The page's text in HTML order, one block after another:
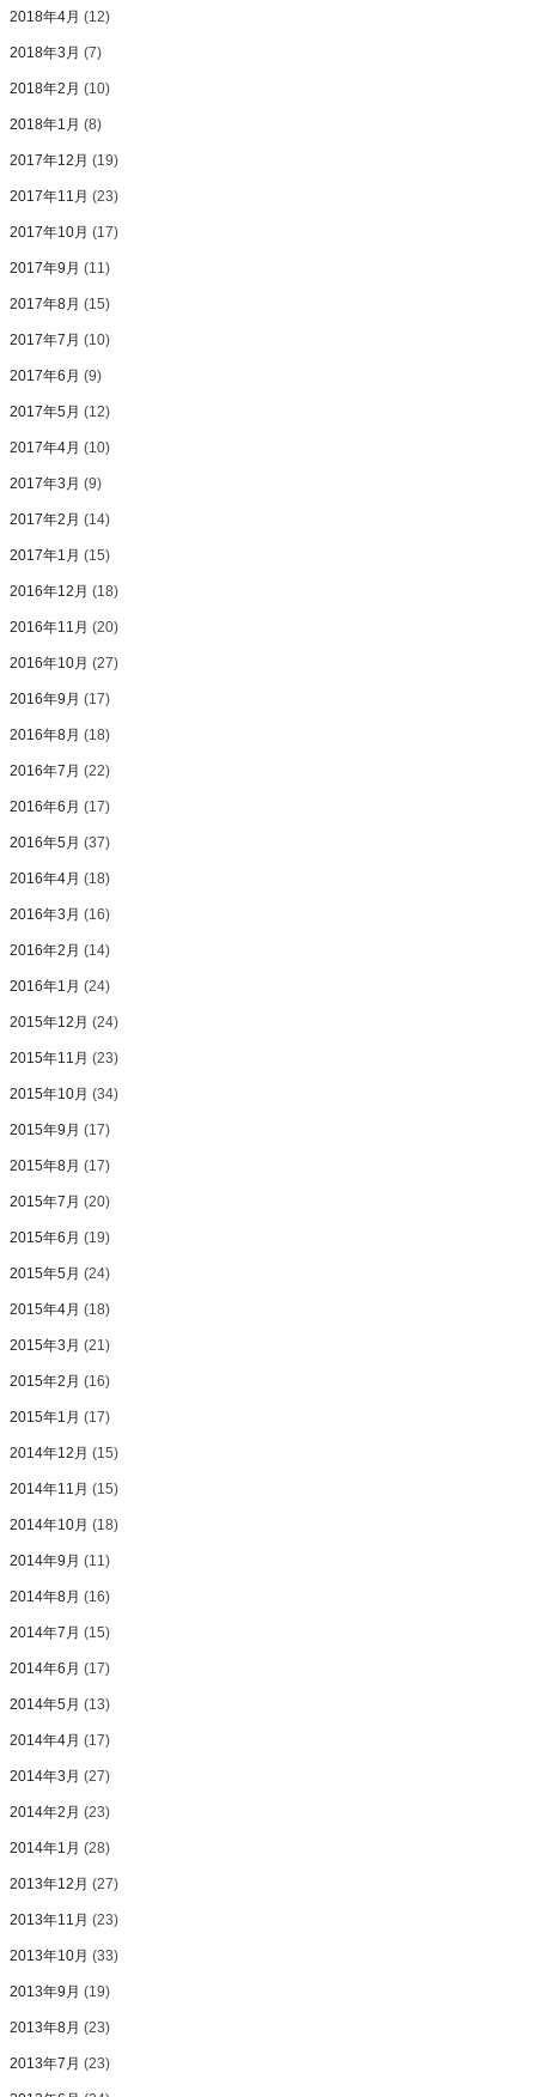
2018年4月 (12)
2018年3月 (7)
2018年2月 (10)
2018年1月 (8)
2017年12月 (19)
2017年11月 (23)
2017年10月 (17)
2017年9月 (11)
2017年8月 (15)
2017年7月 (10)
2017年6月 (9)
2017年5月 (12)
2017年4月 (10)
2017年3月 (9)
2017年2月 (14)
2017年1月 (15)
2016年12月 (18)
2016年11月 (20)
2016年10月 (27)
2016年9月 (17)
2016年8月 (18)
2016年7月 (22)
2016年6月 (17)
2016年5月 (37)
2016年4月 (18)
2016年3月 (16)
2016年2月 (14)
2016年1月 (24)
2015年12月 (24)
2015年11月 (23)
2015年10月 (34)
2015年9月 (17)
2015年8月 (17)
2015年7月 (20)
2015年6月 (19)
2015年5月 (24)
2015年4月 (18)
2015年3月 (21)
2015年2月 (16)
2015年1月 (17)
2014年12月 (15)
2014年11月 (15)
2014年10月 (18)
2014年9月 (11)
2014年8月 (16)
2014年7月 (15)
2014年6月 (17)
2014年5月 (13)
2014年4月 (17)
2014年3月 (27)
2014年2月 (23)
2014年1月 (28)
2013年12月 (27)
2013年11月 (23)
2013年10月 (33)
2013年9月 (19)
2013年8月 (23)
2013年7月 (23)